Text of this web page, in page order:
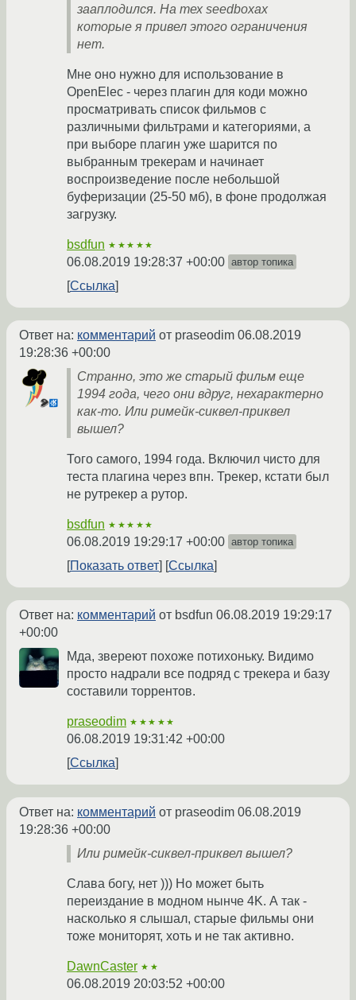
зааплодился. На тех seedboxах
которые я привел этого ограничения
нет.
Мне оно нужно для использование в
OpenElec - через плагин для коди можно
просматривать список фильмов с
различными фильтрами и категориями, а
при выборе плагин уже шарится по
выбранным трекерам и начинает
воспроизведение после небольшой
буферизации (25-50 мб), в фоне продолжая
загрузку.
bsdfun ★★★★★
06.08.2019 19:28:37 +00:00 автор топика
Ссылка
Ответ на: комментарий от praseodim 06.08.2019
19:28:36 +00:00
Странно, это же старый фильм еще
1994 года, чего они вдруг, нехарактерно
как-то. Или римейк-сиквел-приквел
вышел?
Того самого, 1994 года. Включил чисто для
теста плагина через впн. Трекер, кстати был
не рутрекер а рутор.
bsdfun ★★★★★
06.08.2019 19:29:17 +00:00 автор топика
Показать ответ Ссылка
Ответ на: комментарий от bsdfun 06.08.2019 19:29:17
+00:00
Мда, звереют похоже потихоньку. Видимо
просто надрали все подряд с трекера и базу
составили торрентов.
praseodim ★★★★★
06.08.2019 19:31:42 +00:00
Ссылка
Ответ на: комментарий от praseodim 06.08.2019
19:28:36 +00:00
Или римейк-сиквел-приквел вышел?
Слава богу, нет ))) Но может быть
переиздание в модном нынче 4K. А так -
насколько я слышал, старые фильмы они
тоже мониторят, хоть и не так активно.
DawnCaster ★★
06.08.2019 20:03:52 +00:00